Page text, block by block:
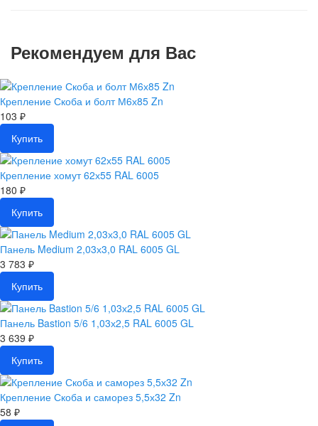
Рекомендуем для Вас
Крепление Скоба и болт М6х85 Zn
103 ₽
Купить
Крепление хомут 62х55 RAL 6005
180 ₽
Купить
Панель Medium 2,03х3,0 RAL 6005 GL
3 783 ₽
Купить
Панель Bastion 5/6 1,03х2,5 RAL 6005 GL
3 639 ₽
Купить
Крепление Скоба и саморез 5,5х32 Zn
58 ₽